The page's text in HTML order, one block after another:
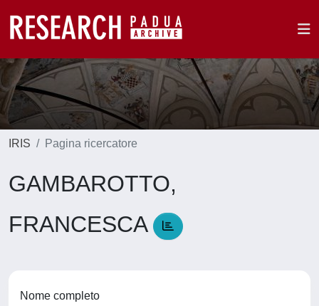
IRIS Pagina ricercatore
GAMBAROTTO,
FRANCESCA
Nome completo